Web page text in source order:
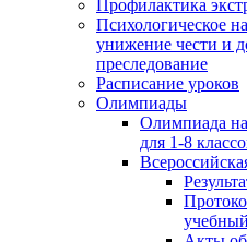
Профилактика
Психологическое
унижение чести и
преследование
Расписание уроков
Олимпиады
Олимпиада
для 1-8